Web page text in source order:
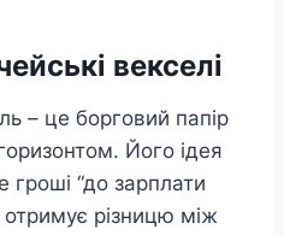
векселі
– це борговий папір
Його ідея
“до зарплати
різницю між